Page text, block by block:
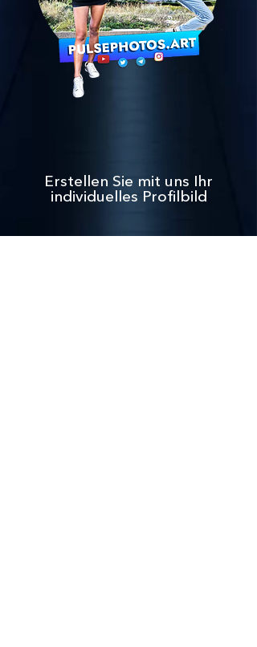
Erstellen Sie mit uns Ihr
individuelles Profilbild